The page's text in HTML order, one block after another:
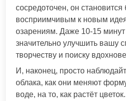
сосредоточен, он становится
восприимчивым к новым
озарениям. Даже 10-15 минут
значительно улучшить вашу
творчеству и поиску
И, наконец, просто
облака, как они меняют
воде, на то, как растёт